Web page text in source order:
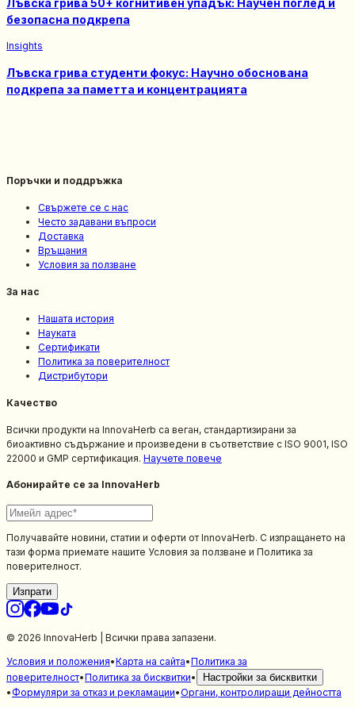
безопасна подкрепa
Insights
Лъвска грива студенти фокус: Научно обоснована
подкрепа за паметта и концентрацията
Поръчки и поддръжка
Свържете се с нас
Често задавани въпроси
Доставка
Връщания
Условия за ползване
За нас
Нашата история
Науката
Сертификати
Политика за поверителност
Дистрибутори
Качество
Всички продукти на InnovaHerb са веган, стандартизирани за
биоактивно съдържание и произведени в съответствие с ISO 9001, ISO
22000 и GMP сертификация. Научете повече
Абонирайте се за InnovaHerb
Получавайте новини, статии и оферти от InnovaHerb. С изпращането на
тази форма приемате нашите Условия за ползване и Политика за
поверителност.
Изпрати
© 2026 InnovaHerb | Всички права запазени.
Условия и положения•Карта на сайта•Политика за
поверителност•Политика за бисквитки•
Настройки за бисквитки
• Формуляри за отказ и рекламации•Органи, контролиращи дейността